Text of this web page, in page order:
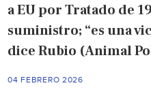
a EU por Tratado de
suministro; “es una
dice Rubio (Animal
04 FEBRERO 2026